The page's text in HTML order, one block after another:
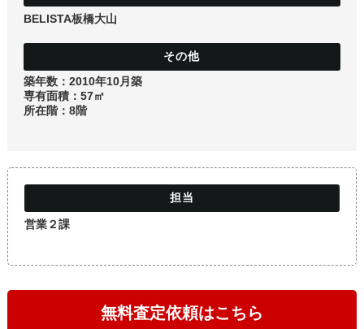
BELISTA板橋大山
築年数：2010年10月築
専有面積：57㎡
所在階：8階
営業２課
無料査定依頼はこちら